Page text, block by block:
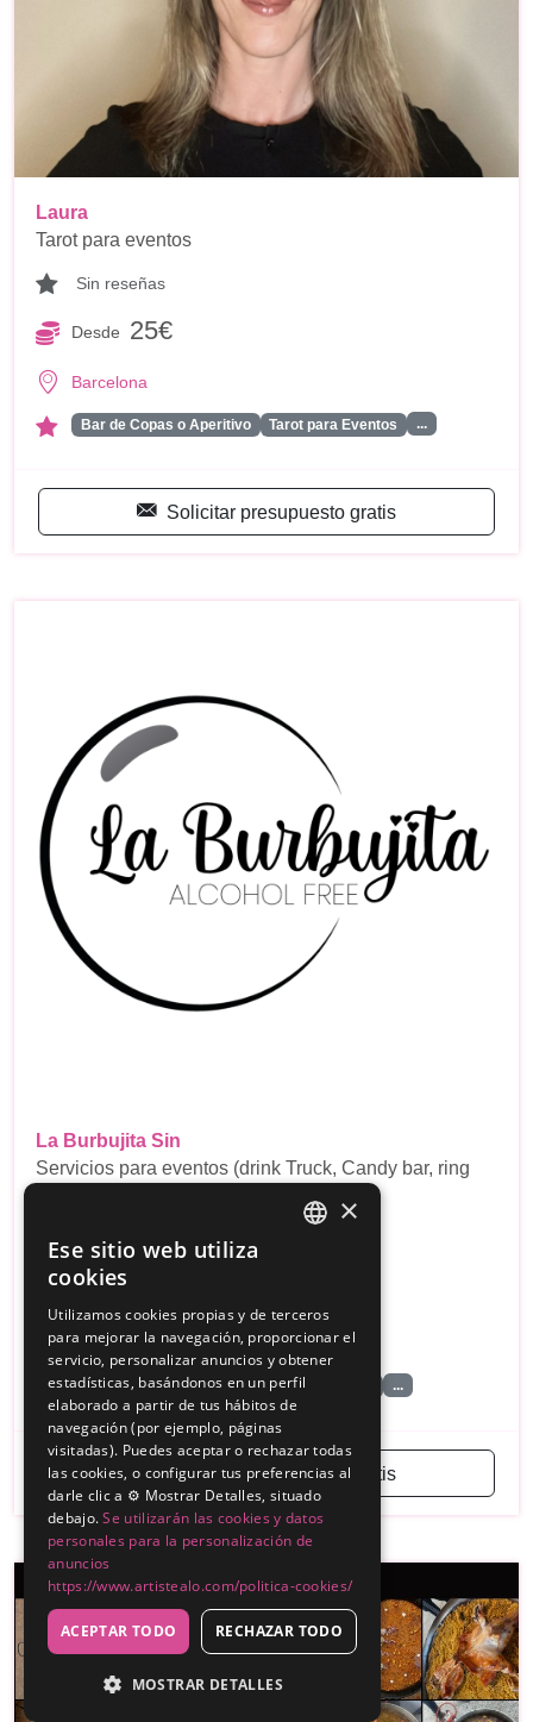
Laura
Tarot para eventos
Sin reseñas
Desde 25€
Barcelona
Bar de Copas o Aperitivo Tarot para Eventos ...
Solicitar presupuesto gratis
La Burbujita Sin
Servicios para eventos (drink Truck, Candy bar, ring
Sin reseñas
Madrid
Pintacaras / Glitter Bar/ T… Baby Shower ...
Solicitar presupuesto gratis
×
Ese sitio web utiliza
cookies
Utilizamos cookies propias y de terceros
para mejorar la navegación, proporcionar el
servicio, personalizar anuncios y obtener
estadísticas, basándonos en un perfil
elaborado a partir de tus hábitos de
navegación (por ejemplo, páginas
visitadas). Puedes aceptar o rechazar todas
las cookies, o configurar tus preferencias al
darle clic a ⚙️ Mostrar Detalles, situado
debajo.Se utilizarán las cookies y datos
personales para la personalización de
anuncios
https://www.artistealo.com/politica-cookies/
ACEPTAR TODO RECHAZAR TODO
MOSTRAR DETALLES